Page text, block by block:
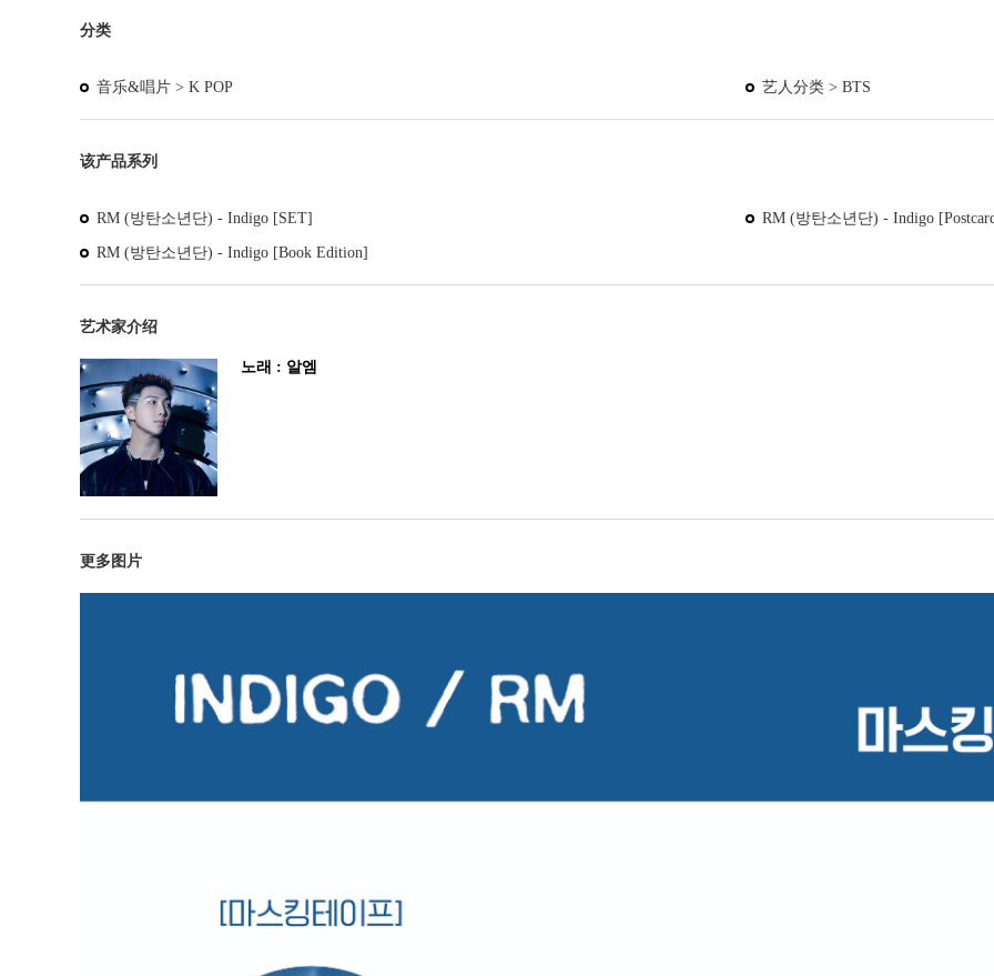
分类
音乐&唱片 > K POP 艺人分类 > BTS
该产品系列
RM (방탄소년단) - Indigo [SET] RM (방탄소년단) - Indigo
RM (방탄소년단) - Indigo [Book Edition]
艺术家介绍
노래 : 알엠
更多图片